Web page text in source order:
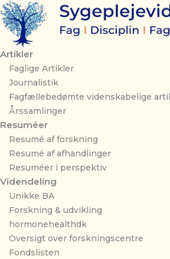
Gå
til
indholdet
Artikler
Faglige Artikler
Journalistik
Fagfællebedømte videnskabelige
Årssamlinger
Resuméer
Resumé af forskning
Resumé af afhandlinger
Resuméer i perspektiv
Videndeling
Unikke BA
Forskning & udvikling
hormonehealthdk
Oversigt over forskningscentre
Fondslisten